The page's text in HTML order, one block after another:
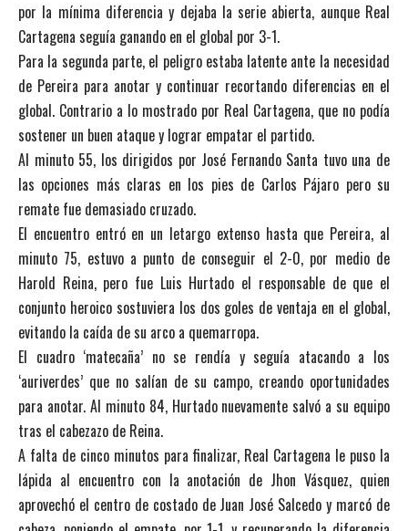
por la mínima diferencia y dejaba la serie abierta, aunque Real
Cartagena seguía ganando en el global por 3-1.
Para la segunda parte, el peligro estaba latente ante la necesidad
de Pereira para anotar y continuar recortando diferencias en el
global. Contrario a lo mostrado por Real Cartagena, que no podía
sostener un buen ataque y lograr empatar el partido.
Al minuto 55, los dirigidos por José Fernando Santa tuvo una de
las opciones más claras en los pies de Carlos Pájaro pero su
remate fue demasiado cruzado.
El encuentro entró en un letargo extenso hasta que Pereira, al
minuto 75, estuvo a punto de conseguir el 2-0, por medio de
Harold Reina, pero fue Luis Hurtado el responsable de que el
conjunto heroico sostuviera los dos goles de ventaja en el global,
evitando la caída de su arco a quemarropa.
El cuadro ‘matecaña’ no se rendía y seguía atacando a los
‘auriverdes’ que no salían de su campo, creando oportunidades
para anotar. Al minuto 84, Hurtado nuevamente salvó a su equipo
tras el cabezazo de Reina.
A falta de cinco minutos para finalizar, Real Cartagena le puso la
lápida al encuentro con la anotación de Jhon Vásquez, quien
aprovechó el centro de costado de Juan José Salcedo y marcó de